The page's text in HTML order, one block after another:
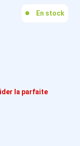
En stock
la parfaite